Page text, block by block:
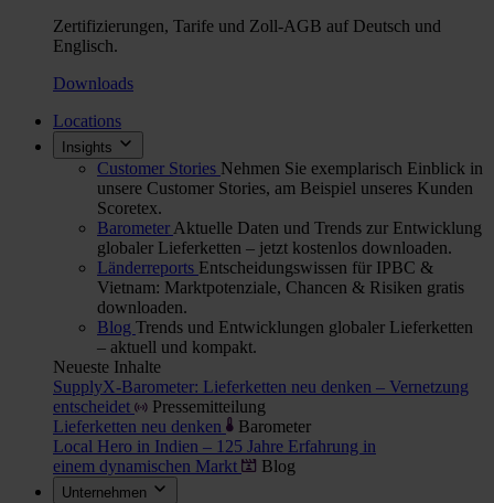
Zertifizierungen, Tarife und Zoll-AGB auf Deutsch und
Englisch.
Downloads
Locations
Insights
Customer Stories Nehmen Sie exemplarisch Einblick in
unsere Customer Stories, am Beispiel unseres Kunden
Scoretex.
Barometer Aktuelle Daten und Trends zur Entwicklung
globaler Lieferketten – jetzt kostenlos downloaden.
Länderreports Entscheidungswissen für IPBC &
Vietnam: Marktpotenziale, Chancen & Risiken gratis
downloaden.
Blog Trends und Entwicklungen globaler Lieferketten
– aktuell und kompakt.
Neueste Inhalte
SupplyX-Barometer: Lieferketten neu denken – Vernetzung
entscheidet
Pressemitteilung
Lieferketten neu denken
Barometer
Local Hero in Indien – 125 Jahre Erfahrung in
einem dynamischen Markt
Blog
Unternehmen